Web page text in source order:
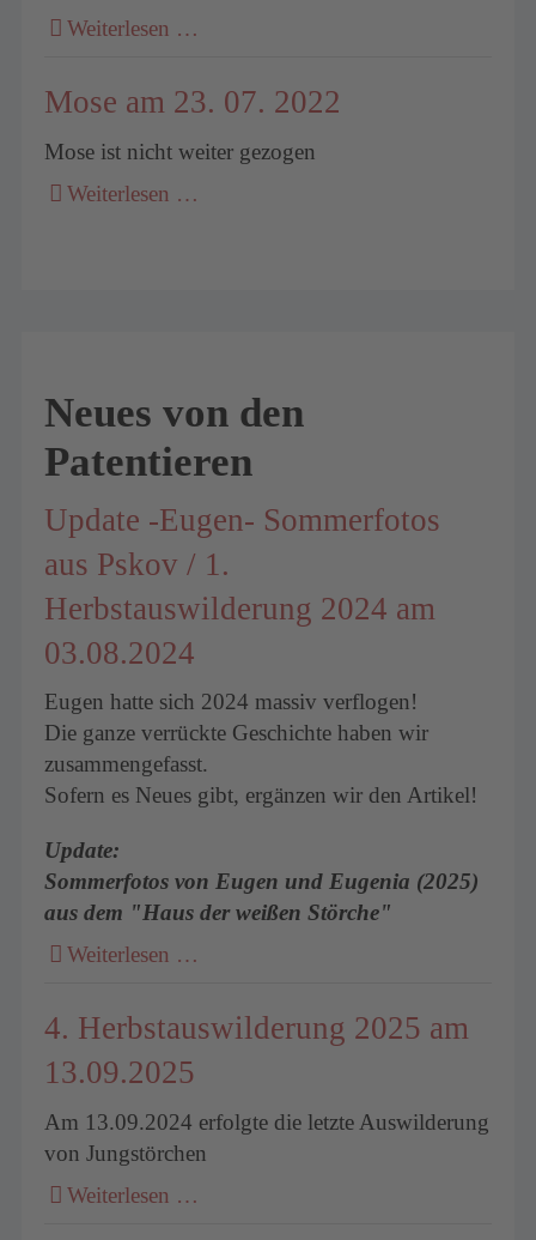
Weiterlesen …
Mose am 23. 07. 2022
Mose ist nicht weiter gezogen
Weiterlesen …
Neues von den
Patentieren
Update -Eugen- Sommerfotos
aus Pskov / 1.
Herbstauswilderung 2024 am
03.08.2024
Eugen hatte sich 2024 massiv verflogen!
Die ganze verrückte Geschichte haben wir
zusammengefasst.
Sofern es Neues gibt, ergänzen wir den Artikel!
Update:
Sommerfotos von Eugen und Eugenia (2025)
aus dem "Haus der weißen Störche"
Weiterlesen …
4. Herbstauswilderung 2025 am
13.09.2025
Am 13.09.2024 erfolgte die letzte Auswilderung
von Jungstörchen
Weiterlesen …